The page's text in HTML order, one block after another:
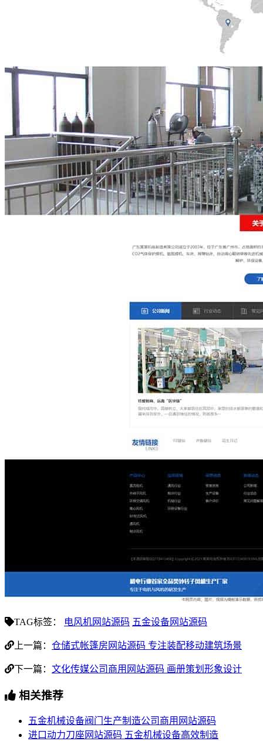
TAG标签： 电风机网站源码 五金设备网站源码
上一篇： 仓储式帐篷房网站源码 专注装配移动建筑场景
下一篇： 文化传媒公司商用网站源码 画册策划形象设计
相关推荐
五金机械设备阀门生产制造公司商用网站源码
进口动力刀座网站源码 五金机械设备高效制造